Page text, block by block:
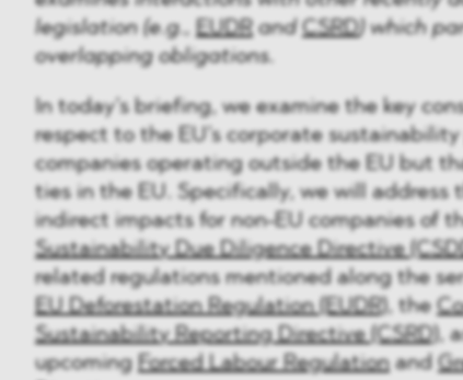
legislation (e.g., EUDRand CSRD) which
overlapping obligations.
In today’s briefing, we examine the key
respect to the EU’s corporate
companies operating outside the EU but
ties in the EU. Specifically, we will address
indirect impacts for non-EU companies of
Sustainability Due Diligence Directive
related regulations mentioned along the
EU Deforestation Regulation (EUDR) , the
Sustainability Reporting Directive (CSRD) ,
upcoming Forced Labour Regulationand